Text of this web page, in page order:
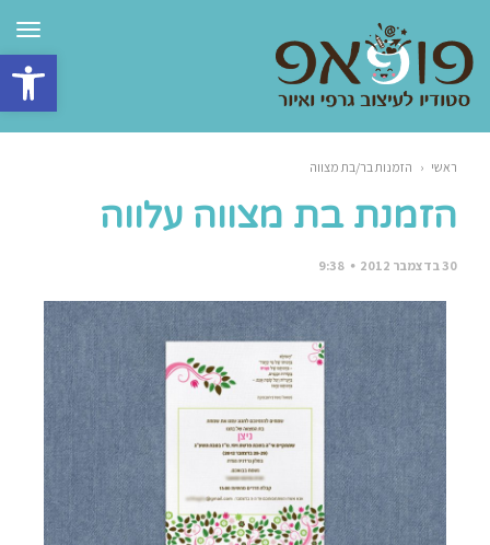
פתח
ראשי ‹ הזמנות בר/בת מצווה
הזמנת בת מצווה עלווה
30 בדצמבר 2012 9:38